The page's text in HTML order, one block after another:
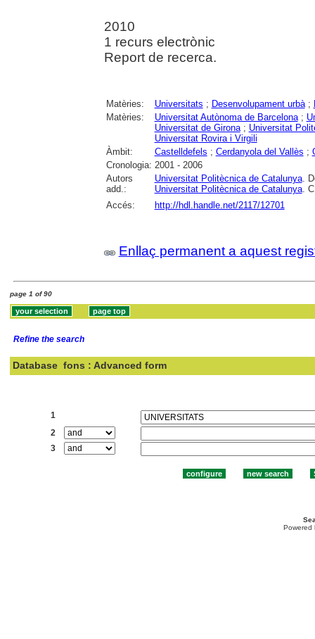
2010
1 recurs electrònic
Report de recerca.
Matèries: Universitats ; Desenvolupament urbà;
Matèries:
Universitat Autònoma de Barcelona;
Universitat de Girona; Universitat
Universitat Rovira i Virgili
Àmbit:
Castelldefels ; Cerdanyola del Vallès ;
Cronologia: 2001 - 2006
Autors
add.:
Universitat Politècnica de Catalunya.
Universitat Politècnica de Catalunya.
Accés:
http://hdl.handle.net/2117/12701
Enllaç permanent a aquest
page 1 of 90
Refine the search
Database fons : Advanced form
1
2
3